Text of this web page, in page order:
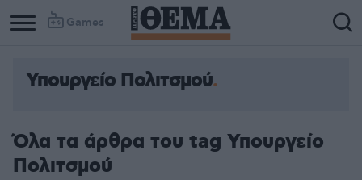
Games
Column
Column
Υπουργείο Πολιτσμού
Όλα τα άρθρα του tag Υπουργείο
Πολιτσμού